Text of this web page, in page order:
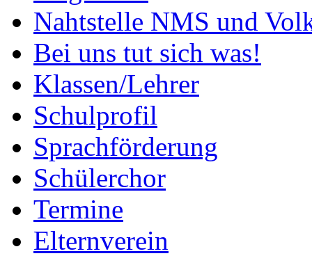
Nahtstelle NMS und
Bei uns tut sich was!
Klassen/Lehrer
Schulprofil
Sprachförderung
Schülerchor
Termine
Elternverein